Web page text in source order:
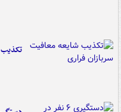
تکذیب